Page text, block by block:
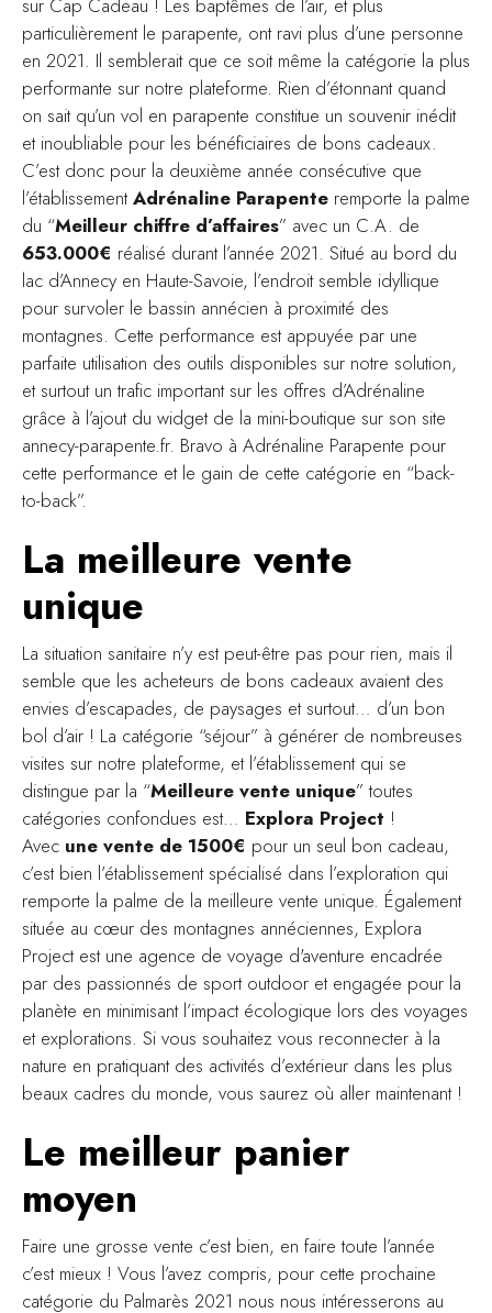
particulièrement le parapente, ont ravi plus d’une personne
en 2021. Il semblerait que ce soit même la catégorie la plus
performante sur notre plateforme. Rien d’étonnant quand
on sait qu’un vol en parapente constitue un souvenir inédit
et inoubliable pour les bénéficiaires de bons cadeaux.
C’est donc pour la deuxième année consécutive que
l’établissementAdrénaline Parapente remporte la palme
du “Meilleur chiffre d’affaires” avec un C.A. de
653.000€ réalisé durant l’année 2021. Situé au bord du
lac d’Annecy en Haute-Savoie, l’endroit semble idyllique
pour survoler le bassin annécien à proximité des
montagnes. Cette performance est appuyée par une
parfaite utilisation des outils disponibles sur notre solution,
et surtout un trafic important sur les offres d’Adrénaline
grâce à l’ajout du widget de la mini-boutique sur son site
annecy-parapente.fr. Bravo à Adrénaline Parapente pour
cette performance et le gain de cette catégorie en “back-
to-back”.
La meilleure vente
unique
La situation sanitaire n’y est peut-être pas pour rien, mais il
semble que les acheteurs de bons cadeaux avaient des
envies d’escapades, de paysages et surtout… d’un bon
bol d’air ! La catégorie “séjour” à générer de nombreuses
visites sur notre plateforme, et l’établissement qui se
distingue par la “Meilleure vente unique” toutes
catégories confondues est… Explora Project !
Avec une vente de 1500€ pour un seul bon cadeau,
c’est bien l’établissement spécialisé dans l’exploration qui
remporte la palme de la meilleure vente unique. Également
située au cœur des montagnes annéciennes, Explora
Project est une agence de voyage d'aventure encadrée
par des passionnés de sport outdoor et engagée pour la
planète en minimisant l’impact écologique lors des voyages
et explorations. Si vous souhaitez vous reconnecter à la
nature en pratiquant des activités d’extérieur dans les plus
beaux cadres du monde, vous saurez où aller maintenant !
Le meilleur panier
moyen
Faire une grosse vente c’est bien, en faire toute l’année
c’est mieux ! Vous l’avez compris, pour cette prochaine
catégorie du Palmarès 2021 nous nous intéresserons au